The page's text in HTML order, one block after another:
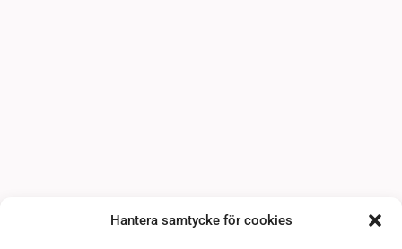
Hantera samtycke för cookies